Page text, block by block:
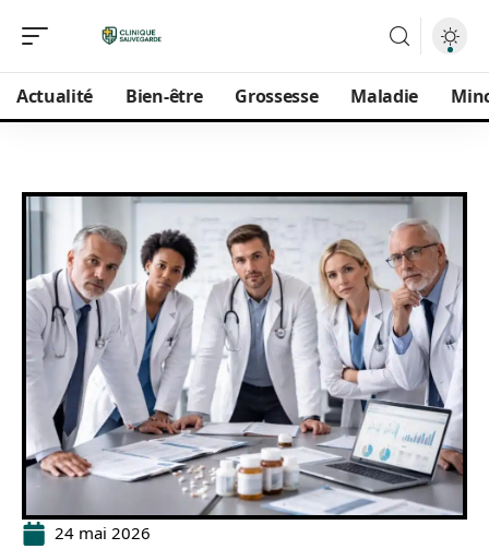
Actualité Bien-être Grossesse Maladie
24 mai 2026